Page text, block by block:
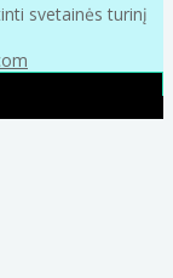
svetainės turinį